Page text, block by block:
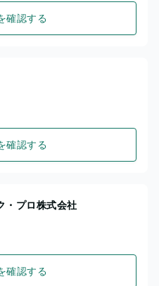
確認する
確認する
・プロ株式会社
確認する